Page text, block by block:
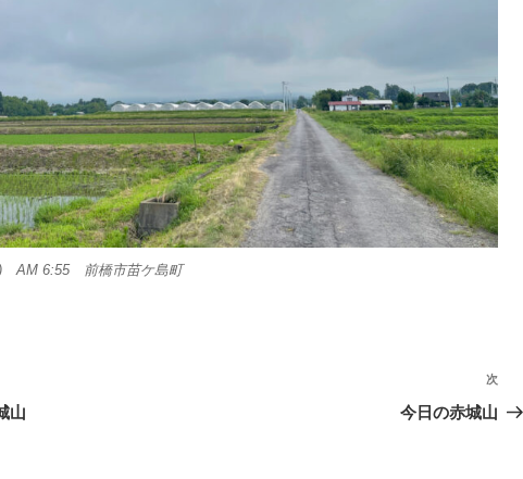
) AM 6:55 前橋市苗ケ島町
山
次
の
次
今日の赤城山